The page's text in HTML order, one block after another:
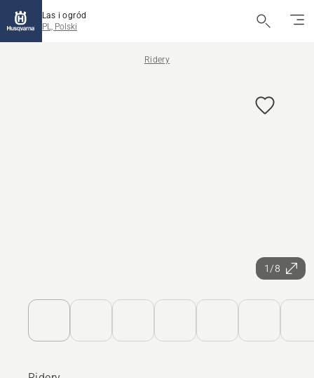
Las i ogród
PL, Polski
Ridery
1/8